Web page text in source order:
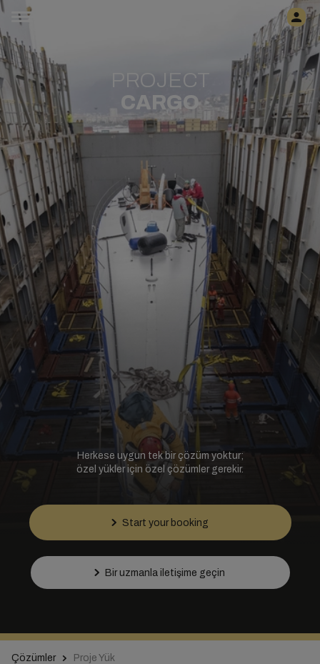
PROJECT
CARGO
Herkese uygun tek bir çözüm yoktur;
özel yükler için özel çözümler gerekir.
Start your booking
Bir uzmanla iletişime geçin
Çözümler Proje Yük